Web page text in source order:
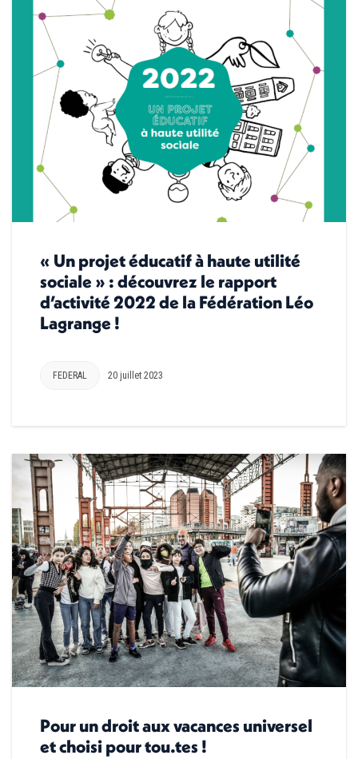
« Un projet éducatif à haute utilité
sociale » : découvrez le rapport
d’activité 2022 de la Fédération Léo
Lagrange !
FEDERAL 20 juillet 2023
Pour un droit aux vacances universel
et choisi pour tou.tes !